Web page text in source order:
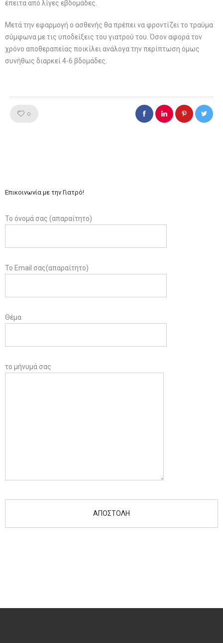
έπειτα από λίγες εβδομάδες.
Μετά την εφαρμογή ο ασθενής θα πρέπει να φροντίζει το τραύμα
σύμφωνα με τις υποδείξεις του γιατρού του. Όσον αφορά τον
χρόνο αποθεραπείας ποικίλει ανάλογα την περίπτωση όμως
συνήθως διαρκεί 4-6 βδομάδες.
0
Επικοινωνία με την Γιατρό!
Το όνομά σας (απαραίτητο)
Το Email σας(απαραίτητο)
Θέμα
το μήνυμά σας